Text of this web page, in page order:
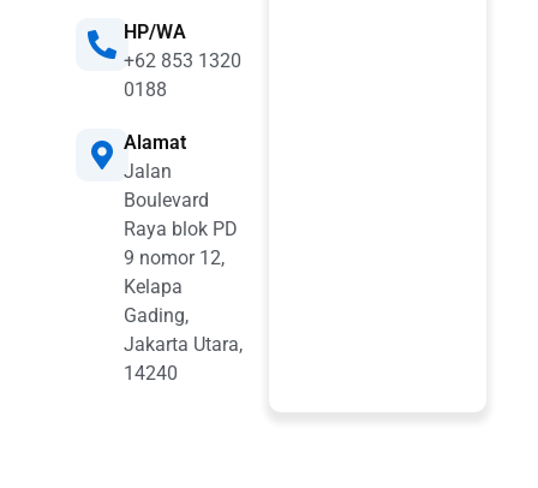
HP/WA
+62 853 1320
0188
Alamat
Jalan
Boulevard
Raya blok PD
9 nomor 12,
Kelapa
Gading,
Jakarta Utara,
14240